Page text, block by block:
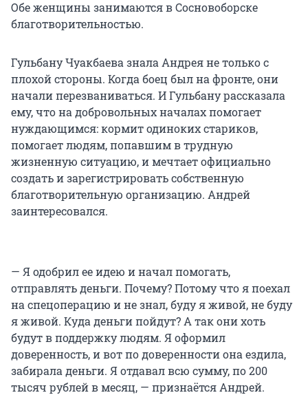
Обе женщины занимаются в Сосновоборске
благотворительностью.
Гульбану Чуакбаева знала Андрея не только с
плохой стороны. Когда боец был на фронте, они
начали перезваниваться. И Гульбану рассказала
ему, что на добровольных началах помогает
нуждающимся: кормит одиноких стариков,
помогает людям, попавшим в трудную
жизненную ситуацию, и мечтает официально
создать и зарегистрировать собственную
благотворительную организацию. Андрей
заинтересовался.
— Я одобрил ее идею и начал помогать,
отправлять деньги. Почему? Потому что я поехал
на спецоперацию и не знал, буду я живой, не буду
я живой. Куда деньги пойдут? А так они хоть
будут в поддержку людям. Я оформил
доверенность, и вот по доверенности она ездила,
забирала деньги. Я отдавал всю сумму, по 200
тысяч рублей в месяц, — признаётся Андрей.